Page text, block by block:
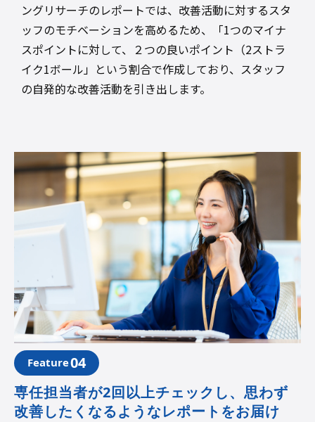
ングリサーチのレポートでは、改善活動に対するスタ
ッフのモチベーションを高めるため、「1つのマイナ
スポイントに対して、２つの良いポイント（2ストラ
イク1ボール」という割合で作成しており、スタッフ
の自発的な改善活動を引き出します。
Feature04
専任担当者が2回以上チェックし、思わず
改善したくなるようなレポートをお届け